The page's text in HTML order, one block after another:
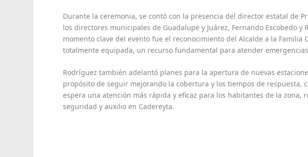
Durante la ceremonia, se contó con la presencia del director estatal de
los directores municipales de Guadalupe y Juárez, Fernando Escobedo
momento clave del evento fue el reconocimiento del Alcalde a la Familia
totalmente equipada, un recurso fundamental para atender
Rodríguez también adelantó planes para la apertura de nuevas
propósito de seguir mejorando la cobertura y los tiempos de respuesta,
espera una atención más rápida y eficaz para los habitantes de la zona,
seguridad y auxilio en Cadereyta.